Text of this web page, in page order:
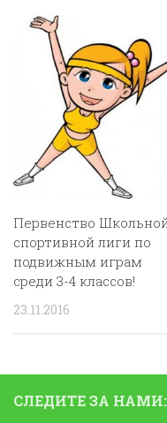
Первенство
спортивной лиги по
подвижным играм
среди 3-4 классов!
23.11.2016
СЛЕДИТЕ ЗА НАМИ: